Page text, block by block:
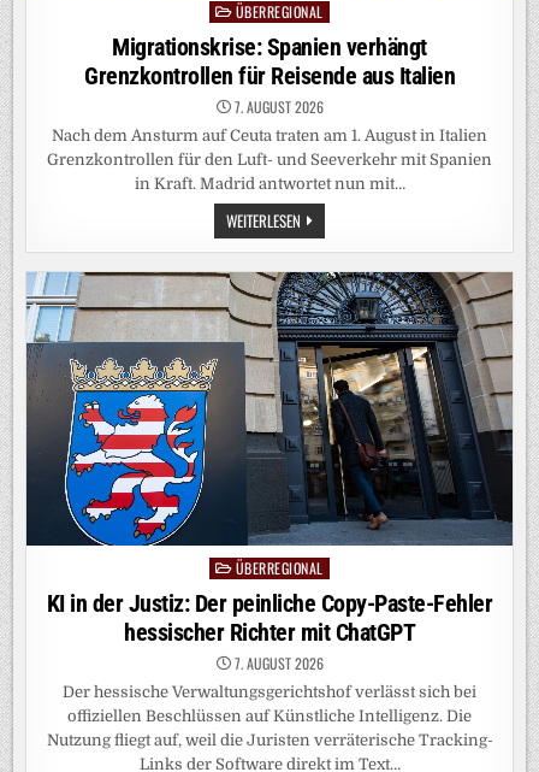
Posted
in
ÜBERREGIONAL
Migrationskrise: Spanien verhängt
Grenzkontrollen für Reisende aus Italien
7. AUGUST 2026
Nach dem Ansturm auf Ceuta traten am 1. August in Italien
Grenzkontrollen für den Luft- und Seeverkehr mit Spanien
in Kraft. Madrid antwortet nun mit…
WEITERLESEN MIGRATIONSKRISE:
SPANIEN
VERHÄNGT
GRENZKONTROLLEN
FÜR
REISENDE
AUS
ITALIEN
PostedÜBERREGIONAL
KI in der Justiz: Der peinliche Copy-Paste-Fehler
hessischer Richter mit ChatGPT
7. AUGUST 2026
Der hessische Verwaltungsgerichtshof verlässt sich bei
offiziellen Beschlüssen auf Künstliche Intelligenz. Die
Nutzung fliegt auf, weil die Juristen verräterische Tracking-
Links der Software direkt im Text…